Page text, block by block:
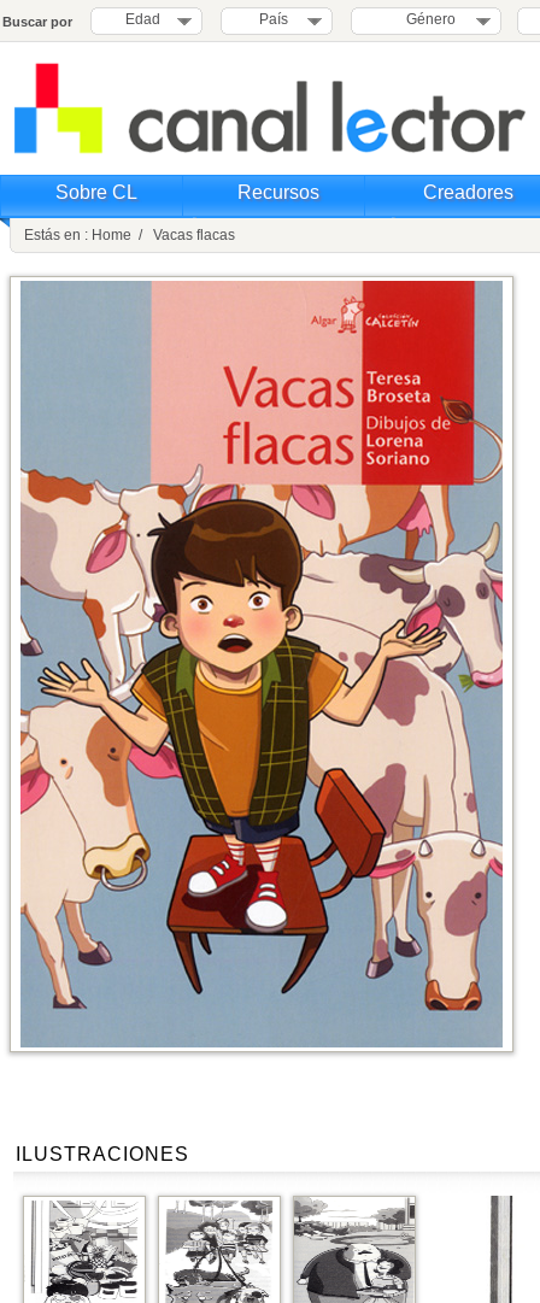
Buscar por Edad País Género
Sobre CL Recursos Creadores
Estás en : Home / Vacas flacas
ILUSTRACIONES